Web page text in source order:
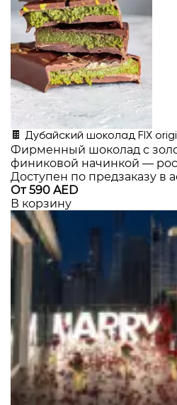
🍫 Дубайский шоколад FIX
Фирменный шоколад с
финиковой начинкой —
Доступен по предзаказу в
От 590 AED
В корзину